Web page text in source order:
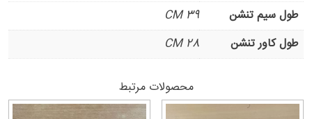
طول سیم تنشن
39 CM
طول کاور تنشن
28 CM
محصولات مرتبط